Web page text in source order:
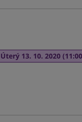
Úterý 13. 10. 2020